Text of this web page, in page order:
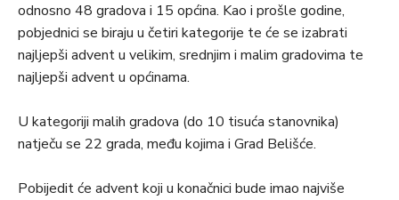
odnosno 48 gradova i 15 općina. Kao i prošle godine,
pobjednici se biraju u četiri kategorije te će se izabrati
najljepši advent u velikim, srednjim i malim gradovima te
najljepši advent u općinama.
U kategoriji malih gradova (do 10 tisuća stanovnika)
natječu se 22 grada, među kojima i Grad Belišće.
Pobijedit će advent koji u konačnici bude imao najviše